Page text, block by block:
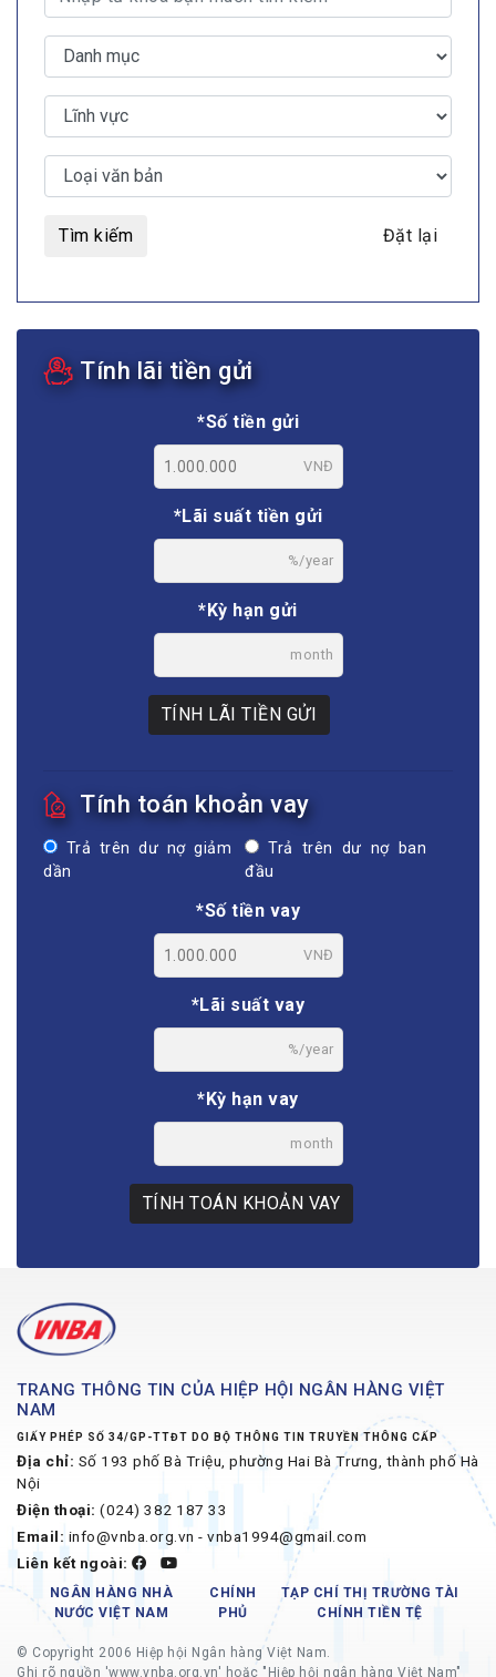
Tìm kiếm Đặt lại
Tính lãi tiền gửi
*Số tiền gửi
VNĐ
*Lãi suất tiền gửi
%/year
*Kỳ hạn gửi
month
TÍNH LÃI TIỀN GỬI
Tính toán khoản vay
Trả trên dư nợ giảm
dần
Trả trên dư nợ ban
đầu
*Số tiền vay
VNĐ
*Lãi suất vay
%/year
*Kỳ hạn vay
month
TÍNH TOÁN KHOẢN VAY
TRANG THÔNG TIN CỦA HIỆP HỘI NGÂN HÀNG VIỆT
NAM
GIẤY PHÉP SỐ 34/GP-TTĐT DO BỘ THÔNG TIN TRUYỀN THÔNG CẤP
Địa chỉ: Số 193 phố Bà Triệu, phường Hai Bà Trưng, thành phố Hà
Nội
Điện thoại: (024) 382 187 33
Email: info@vnba.org.vn - vnba1994@gmail.com
Liên kết ngoài:
NGÂN HÀNG NHÀ
NƯỚC VIỆT NAM
CHÍNH
PHỦ
TẠP CHÍ THỊ TRƯỜNG TÀI
CHÍNH TIỀN TỆ
© Copyright 2006 Hiệp hội Ngân hàng Việt Nam.
Ghi rõ nguồn 'www.vnba.org.vn' hoặc "Hiệp hội ngân hàng Việt Nam"